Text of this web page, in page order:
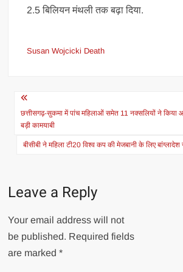
2.5 बिलियन मंथली तक बढ़ा दिया.
Susan Wojcicki Death
Post
navigation
छत्तीसगढ़-सुकमा में पांच महिलाओं समेत 11 नक्सलियों ने किया
बड़ी कामयाबी
बीसीबी ने महिला टी20 विश्व कप की मेजबानी के लिए
Leave a Reply
Your email address will not
be published. Required fields
are marked*